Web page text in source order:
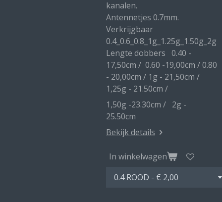
kanalen.
Antennetjes 0.7mm.
Verkrijgbaar
0.4_0.6_0.8_1g_1.25g_1.50g_2g
Lengte dobbers 0.40 -
17,50cm / 0.60 -19,00cm / 0.80
- 20,00cm / 1g - 21,50cm /
1,25g - 21.50cm /
1,50g -23.30cm / 2g -
25.50cm
Bekijk details
In winkelwagen